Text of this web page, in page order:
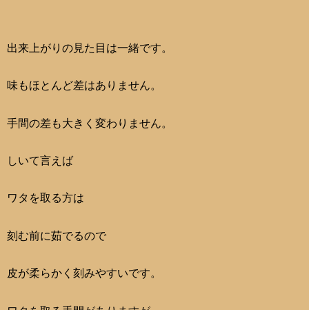
出来上がりの見た目は一緒です。
味もほとんど差はありません。
手間の差も大きく変わりません。
しいて言えば
ワタを取る方は
刻む前に茹でるので
皮が柔らかく刻みやすいです。